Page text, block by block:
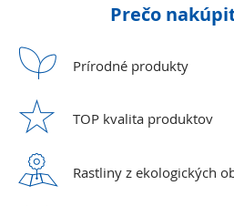
Prečo
Prírodné produkty
TOP kvalita produktov
Rastliny z ekologických